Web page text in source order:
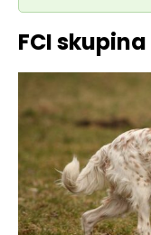
FCI skupina
j
s
ť
?